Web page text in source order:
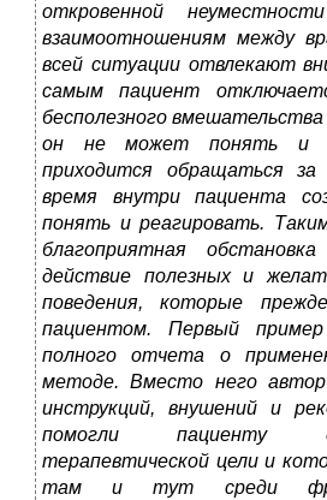
откровенной
взаимоотношениям между
всей ситуации отвлекают
самым пациент
бесполезного
он не может понять и
приходится обращаться
время внутри пациента
понять и реагировать.
благоприятная
действие полезных и
поведения, которые
пациентом. Первый
полного отчета о
методе. Вместо него
инструкций, внушений и
помогли пациенту
терапевтической цели и
там и тут среди